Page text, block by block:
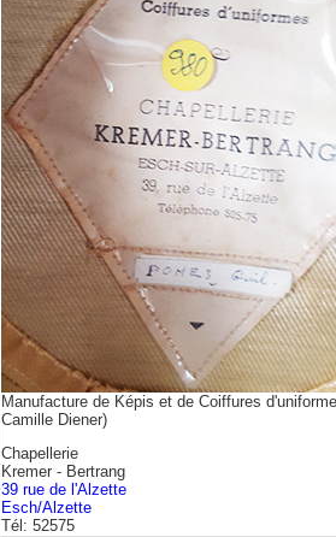
Manufacture de Képis et de Coiffures
Camille Diener)
Chapellerie
Kremer - Bertrang
39 rue de l'Alzette
Esch/Alzette
Tél: 52575